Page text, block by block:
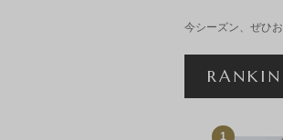
今シーズン、ぜひ
1